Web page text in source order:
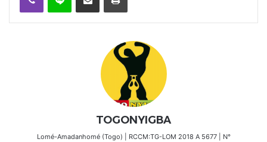
TOGONYIGBA
Lomé-Amadanhomé (Togo) | RCCM:TG-LOM 2018 A 5677 | N°